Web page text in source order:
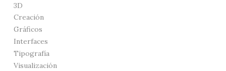
3D
Creación
Gráficos
Interfaces
Tipografía
Visualización